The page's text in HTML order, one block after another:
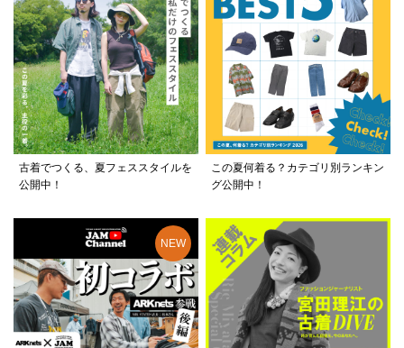
古着でつくる、夏フェススタイルを
公開中！
この夏何着る？カテゴリ別ランキン
グ公開中！